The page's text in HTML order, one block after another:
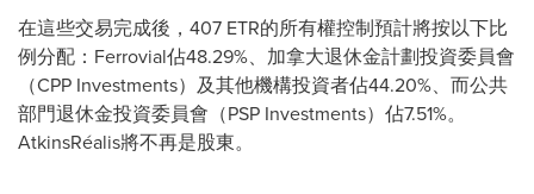
在這些交易完成後，407 ETR的所有權控制預計將按以下比
例分配：Ferrovial佔48.29%、加拿大退休金計劃投資委員會
（CPP Investments）及其他機構投資者佔44.20%、而公共
部門退休金投資委員會（PSP Investments）佔7.51%。
AtkinsRéalis將不再是股東。